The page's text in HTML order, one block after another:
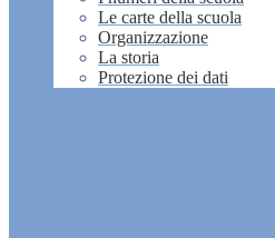
Le carte della scuola
Organizzazione
La storia
Protezione dei dati